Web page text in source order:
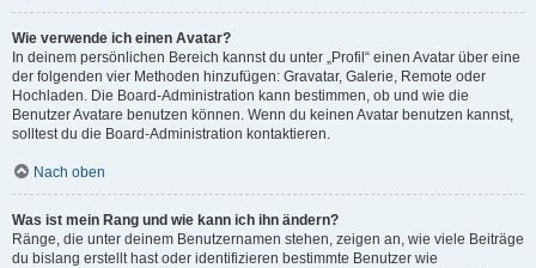
Wie verwende ich einen Avatar?
In deinem persönlichen Bereich kannst du unter „Profil“ einen Avatar über eine
der folgenden vier Methoden hinzufügen: Gravatar, Galerie, Remote oder
Hochladen. Die Board-Administration kann bestimmen, ob und wie die
Benutzer Avatare benutzen können. Wenn du keinen Avatar benutzen kannst,
solltest du die Board-Administration kontaktieren.
Nach oben
Was ist mein Rang und wie kann ich ihn ändern?
Ränge, die unter deinem Benutzernamen stehen, zeigen an, wie viele Beiträge
du bislang erstellt hast oder identifizieren bestimmte Benutzer wie